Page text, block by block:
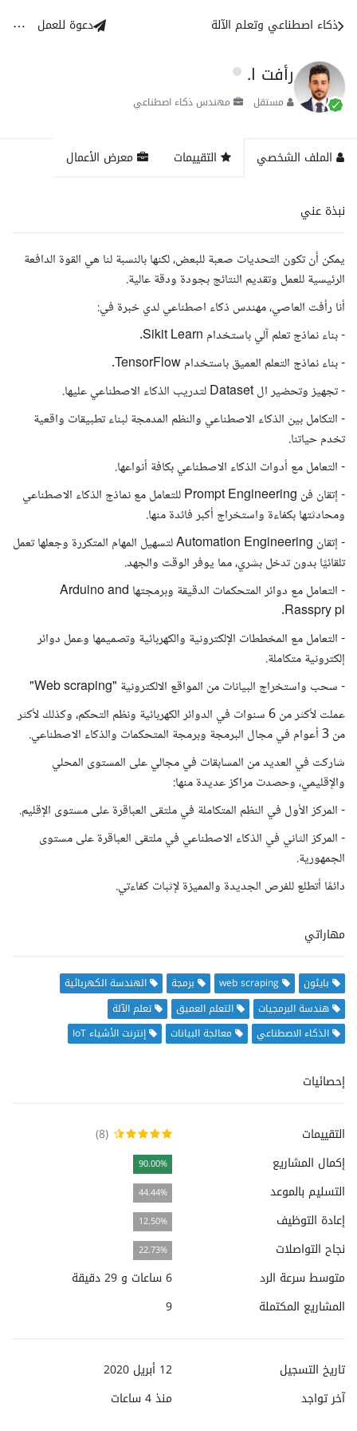
ذكاء اصطناعي وتعلم الآلة دعوة للعمل
رأفت ا.
مستقل مهندس ذكاء اصطناعي
الملف الشخصي التقييمات معرض الأعمال
نبذة عني
يمكن أن تكون التحديات صعبة للبعض، لكنها بالنسبة لنا هي القوة الدافعة
الرئيسية للعمل وتقديم النتائج بجودة ودقة عالية.
أنا رأفت العاصي، مهندس ذكاء اصطناعي لدي خبرة في:
- بناء نماذج تعلم آلي باستخدام Sikit Learn.
- بناء نماذج التعلم العميق باستخدام TensorFlow.
- تجهيز وتحضير ال Dataset لتدريب الذكاء الاصطناعي عليها.
- التكامل بين الذكاء الاصطناعي والنظم المدمجة لبناء تطبيقات واقعية
تخدم حياتنا.
- التعامل مع أدوات الذكاء الاصطناعي بكافة أنواعها.
- إتقان فن Prompt Engineering للتعامل مع نماذج الذكاء الاصطناعي
ومحادثتها بكفاءة واستخراج أكبر فائدة منها.
- إتقان Automation Engineering لتسهيل المهام المتكررة وجعلها تعمل
تلقائيًا بدون تدخل بشري، مما يوفر الوقت والجهد.
- التعامل مع دوائر المتحكمات الدقيقة وبرمجتها Arduino and
Rasspry pi.
- التعامل مع المخططات الإلكترونية والكهربائية وتصميمها وعمل دوائر
إلكترونية متكاملة.
- سحب واستخراج البيانات من المواقع الالكترونية "Web scraping"
عملت لأكثر من 6 سنوات في الدوائر الكهربائية ونظم التحكم، وكذلك لأكثر
من 3 أعوام في مجال البرمجة وبرمجة المتحكمات والذكاء الاصطناعي.
شاركت في العديد من المسابقات في مجالي على المستوى المحلي
والإقليمي، وحصدت مراكز عديدة منها:
- المركز الأول في النظم المتكاملة في ملتقى العباقرة على مستوى الإقليم.
- المركز الثاني في الذكاء الاصطناعي في ملتقى العباقرة على مستوى
الجمهورية.
دائمًا أتطلع للفرص الجديدة والمميزة لإثبات كفاءتي.
مهاراتي
بايثون web scraping برمجة
الهندسة الكهربائية
هندسة البرمجيات
التعلم العميق
تعلم الآلة
الذكاء الاصطناعي
معالجة البيانات إنترنت الأشياء IoT
إحصائيات
التقييمات
(8)
إكمال المشاريع
90.00%
التسليم بالموعد 44.44%
إعادة التوظيف 12.50%
نجاح التواصلات 22.73%
متوسط سرعة الرد
6 ساعات و 29 دقيقة
المشاريع المكتملة
9
تاريخ التسجيل
12 أبريل 2020
آخر تواجد
منذ4 ساعات